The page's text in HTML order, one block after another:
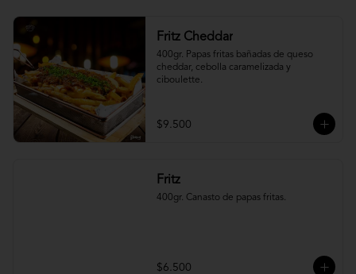
Fritz Cheddar
400gr. Papas fritas bañadas de queso
cheddar, cebolla caramelizada y
ciboulette.
$9.500
Fritz
400gr. Canasto de papas fritas.
$6.500